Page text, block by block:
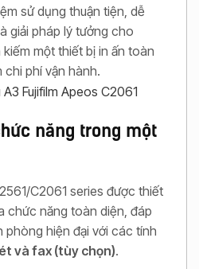
sử dụng thuận tiện, dễ
giải pháp lý tưởng cho
một thiết bị in ấn toàn
chi phí vận hành.
năng trong một
C2061 series được thiết
chức năng toàn diện, đáp
phòng hiện đại với các tính
và fax (tùy chọn).